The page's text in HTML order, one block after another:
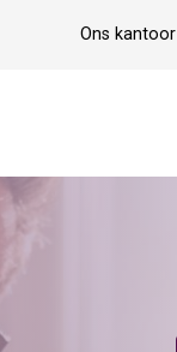
Ons kantoor